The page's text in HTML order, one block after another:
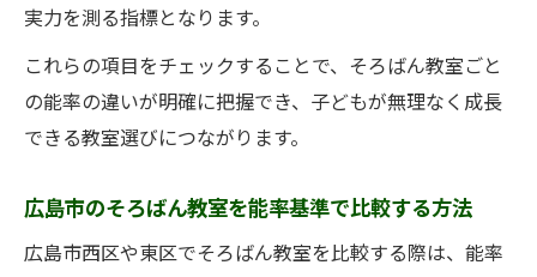
実力を測る指標となります。
これらの項目をチェックすることで、そろばん教室ごと
の能率の違いが明確に把握でき、子どもが無理なく成長
できる教室選びにつながります。
広島市のそろばん教室を能率基準で比較する方法
広島市西区や東区でそろばん教室を比較する際は、能率